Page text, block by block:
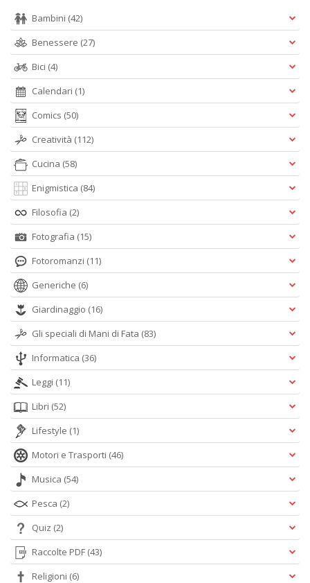
Bambini (42)
Benessere (27)
Bici (4)
Calendari (1)
Comics (50)
Creatività (112)
Cucina (58)
Enigmistica (84)
Filosofia (2)
Fotografia (15)
Fotoromanzi (11)
Generiche (6)
Giardinaggio (16)
Gli speciali di Mani di Fata (83)
Informatica (36)
Leggi (11)
Libri (52)
Lifestyle (1)
Motori e Trasporti (46)
Musica (54)
Pesca (2)
Quiz (2)
Raccolte PDF (43)
Religioni (6)